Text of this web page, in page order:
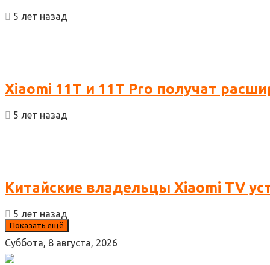
5 лет назад
Xiaomi 11T и 11T Pro получат
5 лет назад
Китайские владельцы Xiaomi TV
5 лет назад
Показать ещё
Суббота, 8 августа, 2026